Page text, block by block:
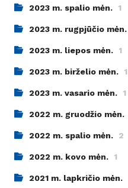
2023 m. spalio mėn. 1
2023 m. rugpjūčio mėn.
2023 m. liepos mėn. 1
2023 m. birželio mėn. 1
2023 m. vasario mėn. 1
2022 m. gruodžio mėn.
2022 m. spalio mėn. 2
2022 m. kovo mėn. 1
2021 m. lapkričio mėn.